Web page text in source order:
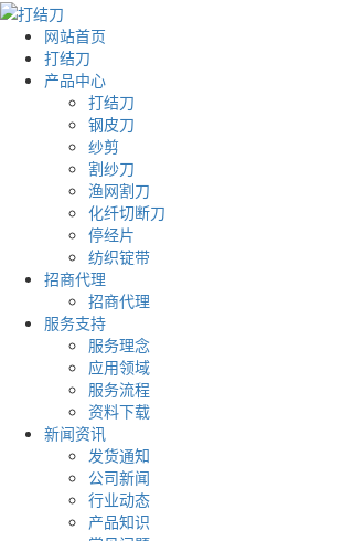
网站首页
打结刀
产品中心
打结刀
钢皮刀
纱剪
割纱刀
渔网割刀
化纤切断刀
停经片
纺织锭带
招商代理
招商代理
服务支持
服务理念
应用领域
服务流程
资料下载
新闻资讯
发货通知
公司新闻
行业动态
产品知识